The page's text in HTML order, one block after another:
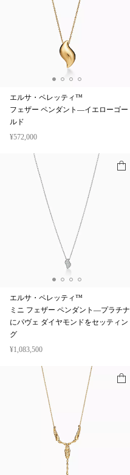
エルサ・ペレッティ™
フェザー ペンダント—イエローゴー
ルド
¥572,000
エルサ・ペレッティ™
ミニ フェザー ペンダント—プラチナ
にパヴェ ダイヤモンドをセッティン
グ
¥1,083,500